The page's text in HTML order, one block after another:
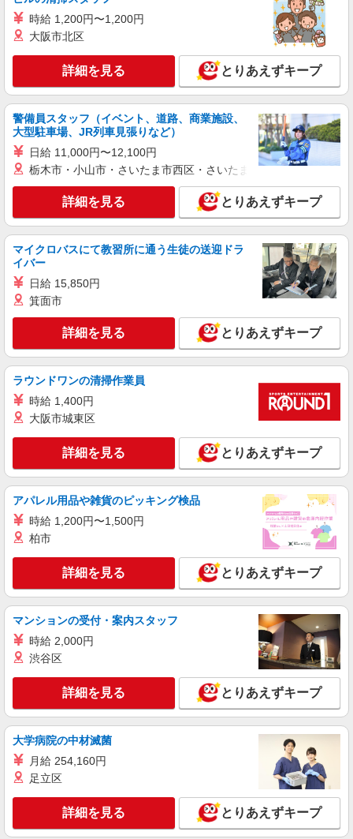
派遣社員
株式会社綜合キャリアオプション（1314VJ0805G49★75-S-T2）
機体に使われるパーツの組み付け・穴あけ・板
金加工業務/日払いOK
時給1,690円 交通費：既定支給
愛知県半田市
キープ 詳細を見る
派遣社員
株式会社テクノ・サービス/お仕事No/0885734
航空機部品の加工
時給1700円 月収例：272000円以上（残業・休
日出勤手当て等が含まれています） 交通費全額支
愛知県半田市 ＊車・バイク通勤OK
派遣社員
株式会社テクノ・サービス/お仕事No/0875765
検査・箱詰め・運搬
時給1500円 月収例：228000円以上（残業・休
愛知県半田市 ＊車・バイク通勤OK
キープ 詳細を見る
派遣社員
株式会社テクノ・サービス/お仕事No/0805633
時給1450円交通費全額支給
愛知県半田市 ＊車・バイク通勤OK
キープ 詳細を見る
派遣社員
製品の目視検査作業
時給1200円 月収例：192000円以上（残業・休
日出勤手当て等が含まれています） 交通費全額支
給
愛知県半田市 ＊車・バイク通勤OK
詳細を見る
株式会社綜合キャリアオプション（1314VJ0805G50★58-S-T3）
時給 1,200円〜1,200円
大阪市北区
詳細を見る とりあえずキープ
警備員スタッフ（イベント、道路、商業施設、
大型駐車場、JR列車見張りなど）
日給 11,000円〜12,100円
栃木市・小山市・さいたま市西区・さいたま市岩槻区・久喜市・
詳細を見る とりあえずキープ
マイクロバスにて教習所に通う生徒の送迎ドラ
イバー
日給 15,850円
箕面市
詳細を見る とりあえずキープ
ラウンドワンの清掃作業員
時給 1,400円
大阪市城東区
詳細を見る とりあえずキープ
アパレル用品や雑貨のピッキング検品
時給 1,200円〜1,500円
柏市
詳細を見る とりあえずキープ
マンションの受付・案内スタッフ
時給 2,000円
渋谷区
詳細を見る とりあえずキープ
大学病院の中材滅菌
月給 254,160円
足立区
詳細を見る とりあえずキープ